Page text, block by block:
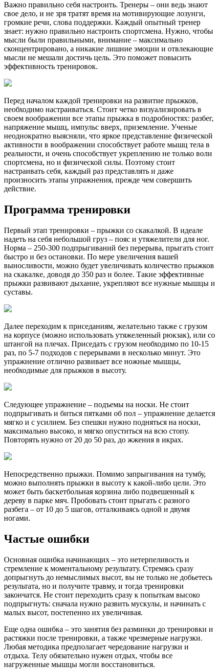
Важно правильно себя настроить. Тренеры – они ведь знают
свое дело, и не зря тратят время на мотивирующие лозунги,
громкие речи, слова поддержки. Каждый опытный тренер
знает: нужно правильно настроить спортсмена. Нужно, чтобы
мысли были правильными, внимание – максимально
сконцентрировано, а никакие лишние эмоции и отвлекающие
мысли не мешали достичь цель. Это поможет повысить
эффективность тренировок.
Перед началом каждой тренировки на развитие прыжков,
необходимо настраиваться. Стоит четко визуализировать в
своем воображении все этапы прыжка в подробностях: разбег,
напряжение мышц, импульс вверх, приземление. Ученые
неоднократно выясняли, что яркое представление физической
активности в воображении способствует работе мышц тела в
реальности, и очень способствует укреплению не только воли
спортсмена, но и физической силы. Поэтому стоит
настраивать себя, каждый раз представлять и даже
произносить этапы упражнения, прежде чем совершить
действие.
Программа тренировки
Первый этап тренировки – прыжки со скакалкой. В идеале
надеть на себя небольшой груз – пояс и утяжелители для ног.
Норма – 250-300 подпрыгиваний без перерыва, прыгать стоит
быстро и без остановки. По мере увеличения вашей
выносливости, можно будет увеличивать количество прыжков
на скакалке, доводя до 350 раз и более. Такие эффективные
прыжки развивают дыхание, укрепляют все нужные мышцы и
суставы.
Далее переходим к приседаниям, желательно также с грузом
на корпусе (можно использовать утяжеленный рюкзак), или со
штангой на плечах. Приседать с грузом необходимо по 10-15
раз, по 5-7 подходов с перерывами в несколько минут. Это
упражнение отлично развивает все ножные мышцы,
необходимые для прыжков в высоту.
Следующее упражнение – подъемы на носки. Не стоит
подпрыгивать и биться пятками об пол – упражнение делается
мягко и с усилием. Без спешки нужно подняться на носки,
максимально высоко, и мягко опуститься на всю стопу.
Повторять нужно от 20 до 50 раз, до жжения в икрах.
Непосредственно прыжки. Помимо запрыгивания на тумбу,
можно выполнять прыжки в высоту к какой-либо цели. Это
может быть баскетбольная корзина либо подвешенный к
дереву в парке мяч. Пробовать стоит прыгать с разного
разбега – от 10 до 5 шагов, отталкиваясь одной и двумя
ногами.
Частые ошибки
Основная ошибка начинающих – это нетерпеливость и
стремление к моментальному результату. Стремясь сразу
допрыгнуть до немыслимых высот, вы не только не добьетесь
результата, но и получите травму, и тогда тренировки
закончатся. Не стоит переходить сразу к попыткам высоко
подпрыгнуть: сначала нужно развить мускулы, и начинать с
малых высот, постепенно их увеличивая.
Еще одна ошибка – это занятия без разминки до тренировки и
растяжки после тренировки, а также чрезмерные нагрузки.
Любая методика предполагает чередование нагрузки и
отдыха. Телу обязательно нужен отдых, чтобы все
нагруженные мышцы могли восстановиться.